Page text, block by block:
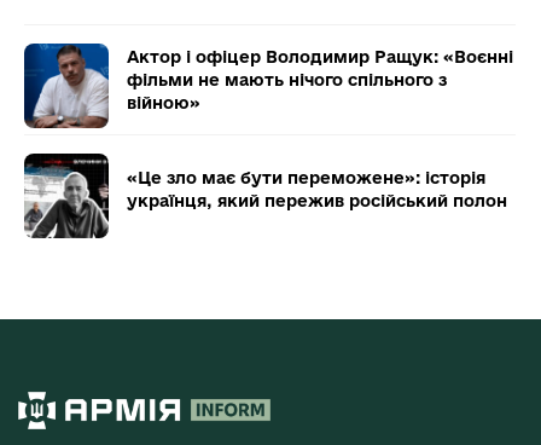
Актор і офіцер Володимир Ращук: «Воєнні
фільми не мають нічого спільного з
війною»
«Це зло має бути переможене»: історія
українця, який пережив російський полон